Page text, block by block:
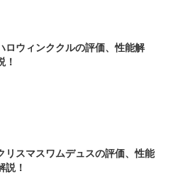
ロウィンククルの評価、性能解
！
リスマスワムデュスの評価、性能
説！